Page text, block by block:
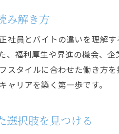
み解き方
社員とバイトの違いを理解
、福利厚生や昇進の機会、
スタイルに合わせた働き方
ャリアを築く第一歩です。
選択肢を見つける